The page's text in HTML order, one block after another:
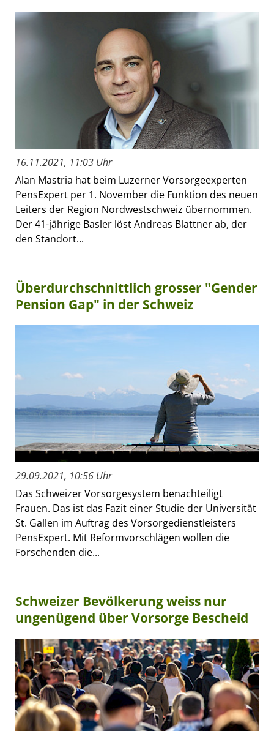
16.11.2021, 11:03 Uhr
Alan Mastria hat beim Luzerner Vorsorgeexperten
PensExpert per 1. November die Funktion des neuen
Leiters der Region Nordwestschweiz übernommen.
Der 41-jährige Basler löst Andreas Blattner ab, der
den Standort...
Überdurchschnittlich grosser "Gender
Pension Gap" in der Schweiz
29.09.2021, 10:56 Uhr
Das Schweizer Vorsorgesystem benachteiligt
Frauen. Das ist das Fazit einer Studie der Universität
St. Gallen im Auftrag des Vorsorgedienstleisters
PensExpert. Mit Reformvorschlägen wollen die
Forschenden die...
Schweizer Bevölkerung weiss nur
ungenügend über Vorsorge Bescheid